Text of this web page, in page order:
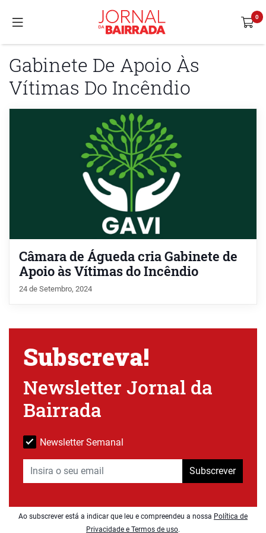
Gabinete De Apoio Às
Vítimas Do Incêndio
Câmara de Águeda cria Gabinete de
Apoio às Vítimas do Incêndio
24 de Setembro, 2024
Subscreva!
Newsletter Jornal da
Bairrada
Newsletter Semanal
Subscrever
Ao subscrever está a indicar que leu e compreendeu a nossa Política de
Privacidade e Termos de uso.